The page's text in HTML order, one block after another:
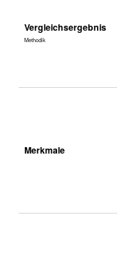
Vergleichsergebnis
Methodik
Merkmale